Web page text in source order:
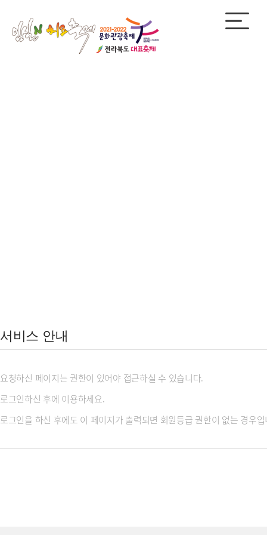
서비스 안내
요청하신 페이지는 권한이 있어야 접근하실 수 있습니다.
로그인하신 후에 이용하세요.
로그인을 하신 후에도 이 페이지가 출력되면 회원등급 권한이 없는 경우